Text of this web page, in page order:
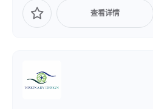
三脚で最高に視聴者の皆様に楽し
作を行っていきます。また、ゲー
查看详情